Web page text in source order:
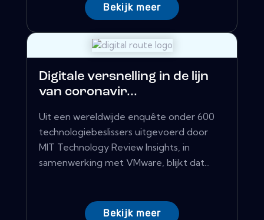
Bekijk meer
Digitale versnelling in de lijn
van coronavir...
Uit een wereldwijde enquête onder 600
technologiebeslissers uitgevoerd door
MIT Technology Review Insights, in
samenwerking met VMware, blijkt dat...
Bekijk meer